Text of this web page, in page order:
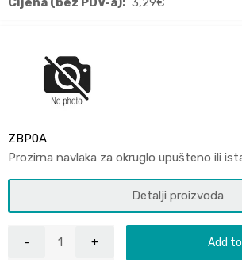
ZBP0A
Prozirna navlaka za okruglo upušteno ili
Detalji proizvoda
Add